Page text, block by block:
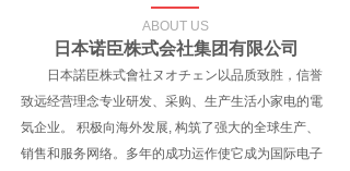
ABOUT US
日本诺臣株式会社集团有限公司
日本諾臣株式會社ヌオチェン以品质致胜，信誉
致远经营理念专业研发、采购、生产生活小家电的電
気企业。 积极向海外发展, 构筑了强大的全球生产、
销售和服务网络。多年的成功运作使它成为国际电子